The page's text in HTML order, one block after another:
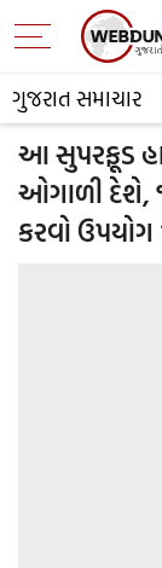
ગુજરાત સમાચાર
આ સુપરફૂડ
ઓગાળી દેશે,
કરવો ઉપયોગ